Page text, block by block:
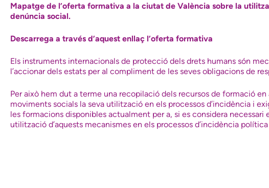
Mapatge de l’oferta formativa a la ciutat de València sobre la
denúncia social.
Descarrega a través d’aquest enllaç l’oferta formativa
Els instruments internacionals de protecció dels drets humans són
l’accionar dels estats per al compliment de les seves obligacions de
Per això hem dut a terme una recopilació dels recursos de formació
moviments socials la seva utilització en els processos d’incidència i
les formacions disponibles actualment per a, si es considera
utilització d’aquests mecanismes en els processos d’incidència